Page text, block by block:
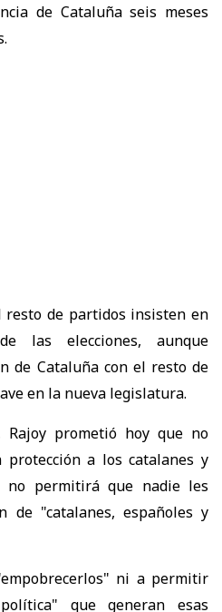
de Cataluña seis meses
resto de partidos insisten en
las elecciones, aunque
de Cataluña con el resto de
en la nueva legislatura.
Rajoy prometió hoy que no
a los catalanes y
no permitirá que nadie les
de "catalanes, españoles y
ni a permitir
que generan esas